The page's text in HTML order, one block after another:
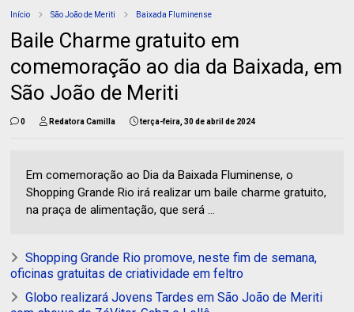
Início São João de Meriti Baixada Fluminense
Baile Charme gratuito em
comemoração ao dia da Baixada, em
São João de Meriti
0 Redatora Camilla terça-feira, 30 de abril de 2024
Em comemoração ao Dia da Baixada Fluminense, o
Shopping Grande Rio irá realizar um baile charme gratuito,
na praça de alimentação, que será ...
Shopping Grande Rio promove, neste fim de semana,
oficinas gratuitas de criatividade em feltro
Globo realizará Jovens Tardes em São João de Meriti